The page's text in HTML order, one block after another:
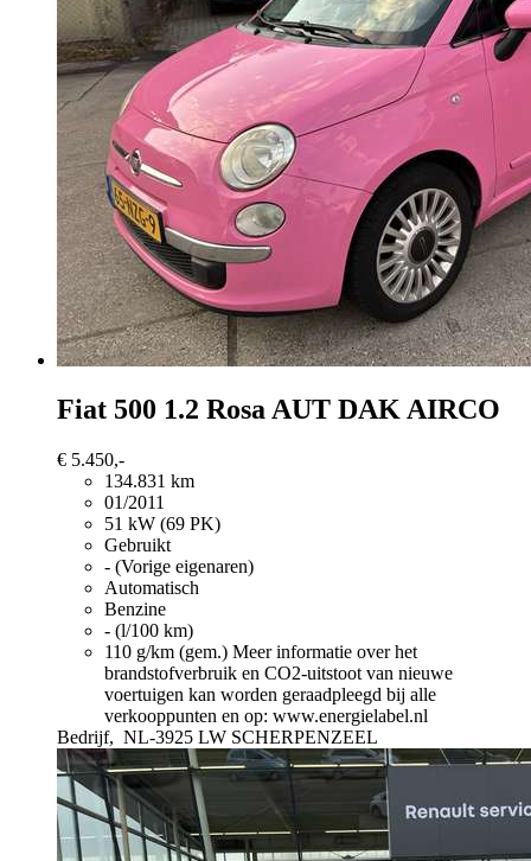
Fiat 500 1.2 Rosa AUT DAK AIRCO
€ 5.450,-
134.831 km
01/2011
51 kW (69 PK)
Gebruikt
- (Vorige eigenaren)
Automatisch
Benzine
- (l/100 km)
110 g/km (gem.) Meer informatie over het
brandstofverbruik en CO2-uitstoot van nieuwe
voertuigen kan worden geraadpleegd bij alle
verkooppunten en op: www.energielabel.nl
Bedrijf, NL-3925 LW SCHERPENZEEL